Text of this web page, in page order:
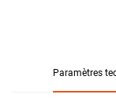
Paramètres